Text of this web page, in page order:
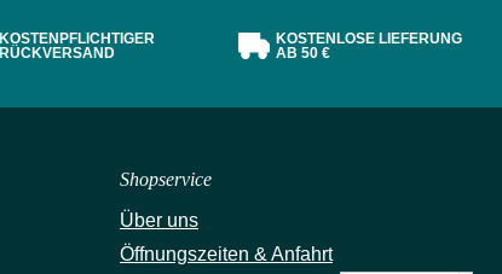
KOSTENPFLICHTIGER
RÜCKVERSAND
KOSTENLOSE LIEFERUNG
AB 50 €
Shopservice
Über uns
Öffnungszeiten & Anfahrt